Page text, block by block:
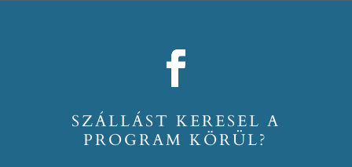
SZÁLLÁST KERESEL A
PROGRAM KÖRÜL?